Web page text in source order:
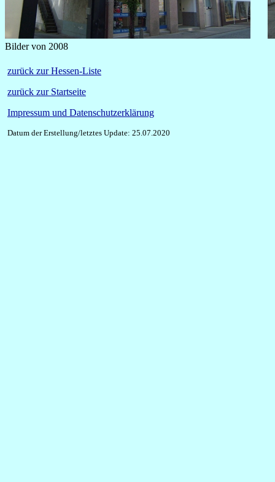
Bilder von 2008
zurück zur Hessen-Liste
zurück zur Startseite
Impressum und Datenschutzerklärung
Datum der Erstellung/letztes Update: 25.07.2020